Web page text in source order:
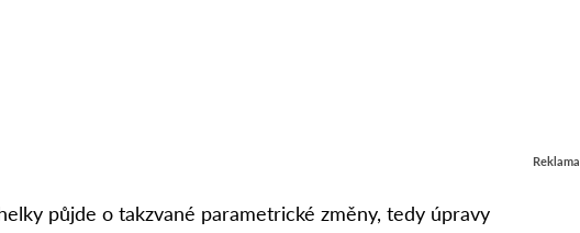
Reklama
půjde o takzvané parametrické změny, tedy úpravy